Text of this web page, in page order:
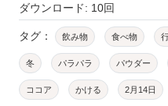
ダウンロード: 10回
タグ： 飲み物 食べ物
冬 パラパラ パウダー
ココア かける 2月14日